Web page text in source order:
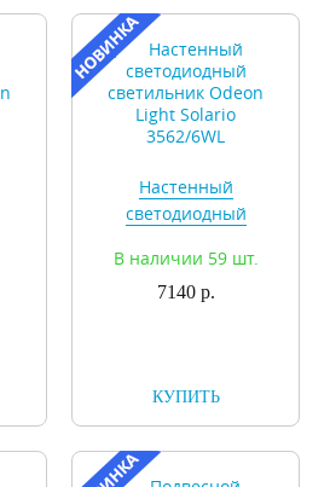
Настенный
светодиодный
Light Solario
3562/6WL
В наличии 59 шт.
7140 р.
КУПИТЬ